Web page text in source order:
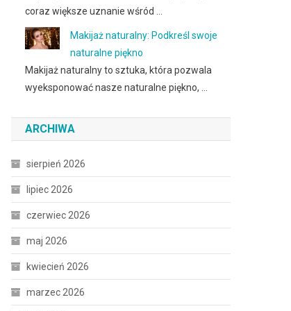
coraz większe uznanie wśród …
Makijaż naturalny: Podkreśl swoje
naturalne piękno
Makijaż naturalny to sztuka, która pozwala
wyeksponować nasze naturalne piękno, …
ARCHIWA
sierpień 2026
lipiec 2026
czerwiec 2026
maj 2026
kwiecień 2026
marzec 2026